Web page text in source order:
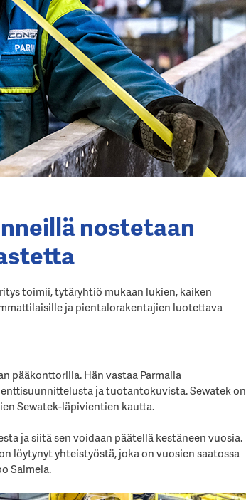
nostetaan
toimii, tytäryhtiö mukaan lukien, kaiken
ja pientalorakentajien luotettava
pääkonttorilla. Hän vastaa Parmalla
ja tuotantokuvista. Sewatek on
Sewatek-läpivientien kautta.
ja siitä sen voidaan päätellä kestäneen vuosia.
löytynyt yhteistyöstä, joka on vuosien saatossa
Salmela.